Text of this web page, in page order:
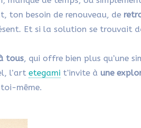
ton besoin de renouveau, de
Et si la solution se trouvait
tous, qui offre bien plus qu’une
l’art etegami t’invite à une
même.